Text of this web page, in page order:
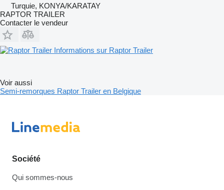
Turquie, KONYA/KARATAY
RAPTOR TRAILER
Contacter le vendeur
Informations sur Raptor Trailer
Voir aussi
Semi-remorques Raptor Trailer en Belgique
Société
Qui sommes-nous